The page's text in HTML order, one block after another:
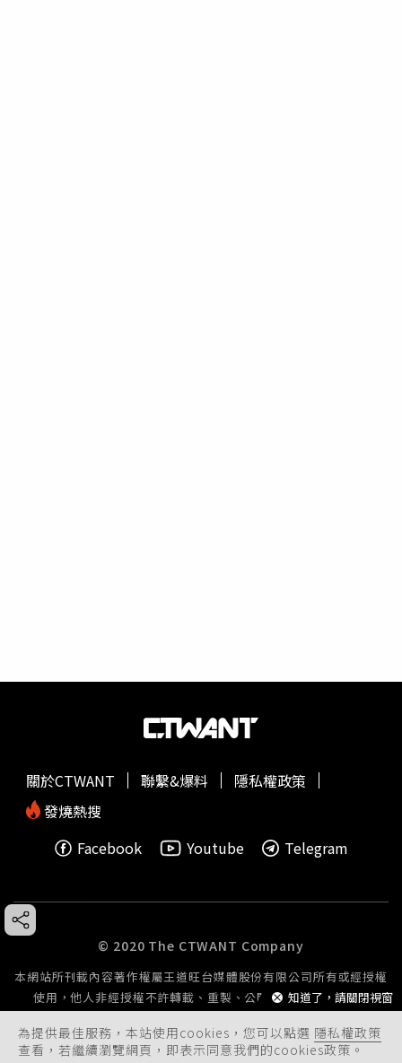
為提供最佳服務，本站使用cookies，您可以點選 隱私權政策
查看，若繼續瀏覽網頁，即表示同意我們的cookies政策。
知道了，請關閉視窗
關於CTWANT 聯繫&爆料
隱私權政策
發燒熱搜
Facebook
Youtube Telegram
© 2020 The CTWANT Company
本網站所刊載內容著作權屬王道旺台媒體股份有限公司所有或經授權
使用，他人非經授權不許轉載、重製、公開播送或公開傳輸。